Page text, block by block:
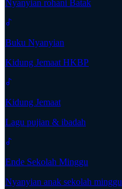
Nyanyian rohani Batak
Buku Nyanyian
Kidung Jemaat HKBP
Kidung Jemaat
Lagu pujian & ibadah
Ende Sekolah Minggu
Nyanyian anak sekolah minggu